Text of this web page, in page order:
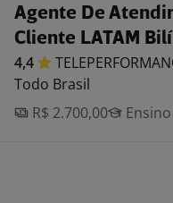
Agente De
Cliente LATAM
4,4
Todo Brasil
R$ 2.700,00